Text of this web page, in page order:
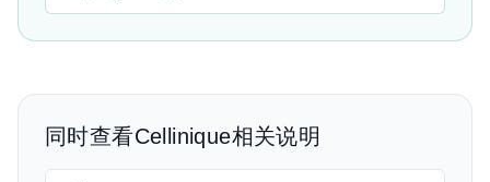
同时查看Cellinique相关说明